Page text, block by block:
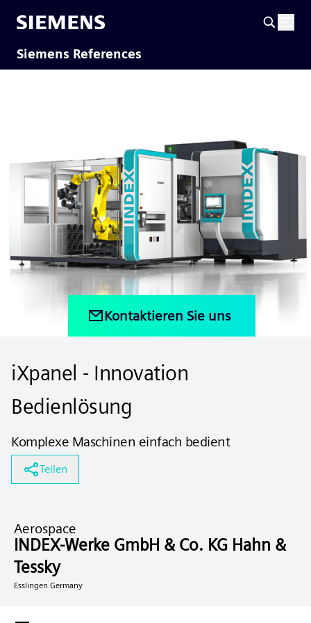
Siemens References
Kontaktieren Sie uns
iXpanel - Innovation
Bedienlösung
Komplexe Maschinen einfach bedient
Teilen
Aerospace
INDEX-Werke GmbH & Co. KG Hahn &
Tessky
Esslingen Germany